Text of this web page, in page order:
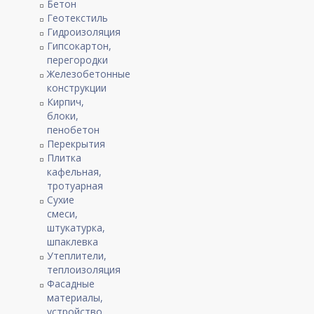
Бетон
Геотекстиль
Гидроизоляция
Гипсокартон,
перегородки
Железобетонные
конструкции
Кирпич,
блоки,
пенобетон
Перекрытия
Плитка
кафельная,
тротуарная
Сухие
смеси,
штукатурка,
шпаклевка
Утеплители,
теплоизоляция
Фасадные
материалы,